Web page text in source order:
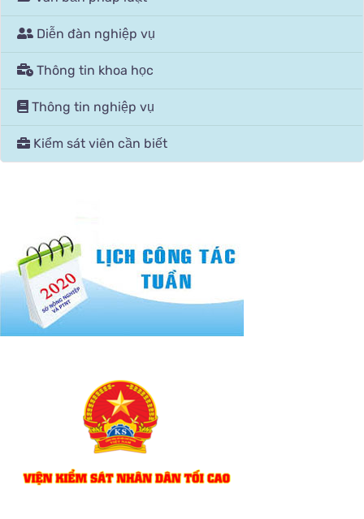
Diễn đàn nghiệp vụ
Thông tin khoa học
Thông tin nghiệp vụ
Kiểm sát viên cần biết